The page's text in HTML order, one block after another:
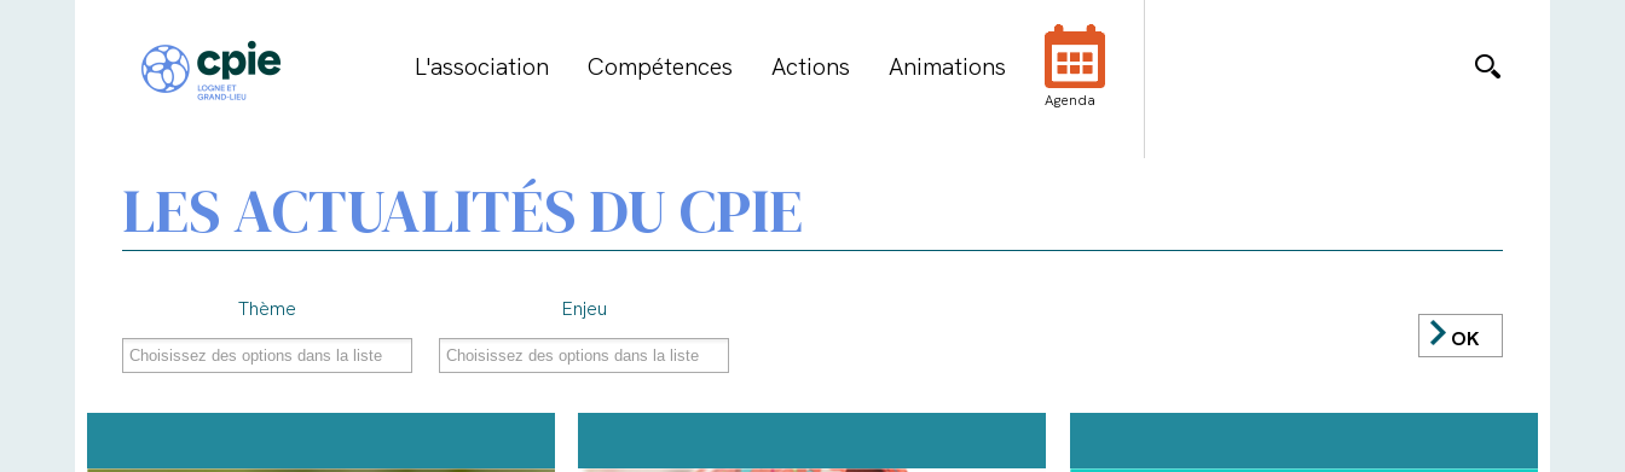
L'association Compétences Actions Animations
Agenda
LES ACTUALITÉS DU CPIE
Thème Enjeu
OK